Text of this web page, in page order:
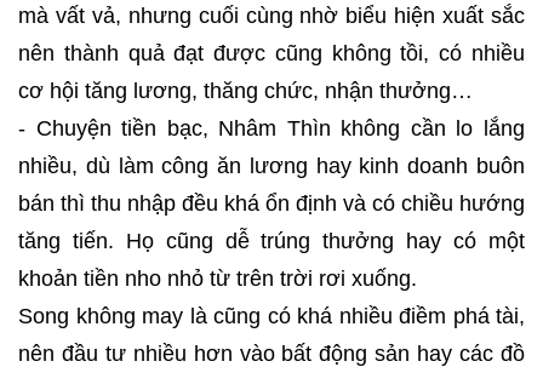
mà vất vả, nhưng cuối cùng nhờ biểu hiện xuất sắc
nên thành quả đạt được cũng không tồi, có nhiều
cơ hội tăng lương, thăng chức, nhận thưởng…
- Chuyện tiền bạc, Nhâm Thìn không cần lo lắng
nhiều, dù làm công ăn lương hay kinh doanh buôn
bán thì thu nhập đều khá ổn định và có chiều hướng
tăng tiến. Họ cũng dễ trúng thưởng hay có một
khoản tiền nho nhỏ từ trên trời rơi xuống.
Song không may là cũng có khá nhiều điềm phá tài,
nên đầu tư nhiều hơn vào bất động sản hay các đồ